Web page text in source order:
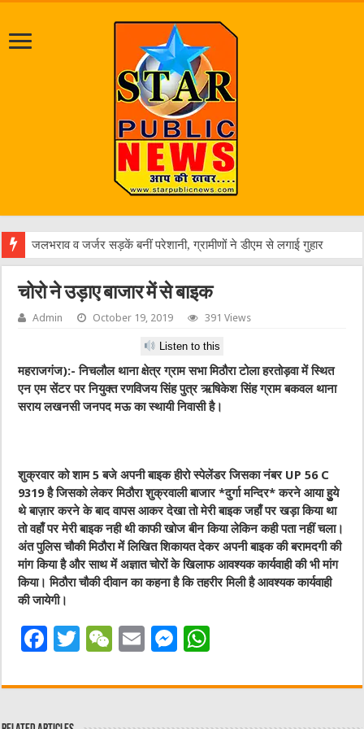
एक वार
चोरो ने उड़ाए बाजार में से बाइक
Admin October 19, 2019 391 Views
Listen to this
महराजगंज):- निचलौल थाना क्षेत्र ग्राम सभा मिठौरा टोला हरतोड़वा में स्थित
एन एम सेंटर पर नियुक्त रणविजय सिंह पुत्र ऋषिकेश सिंह ग्राम बकवल थाना
सराय लखनसी जनपद मऊ का स्थायी निवासी है।
शुक्रवार को शाम 5 बजे अपनी बाइक हीरो स्पेलेंडर जिसका नंबर UP 56 C
9319 है जिसको लेकर मिठौरा शुक्रवाली बाजार *दुर्गा मन्दिर* करने आया हुुुये
थे बाज़ार करने के बाद वापस आकर देखा तो मेरी बाइक जहाँ पर खड़ा किया था
तो वहाँ पर मेरी बाइक नही थी काफी खोज बीन किया लेकिन कही पता नहीं चला।
अंत पुलिस चौकी मिठौरा में लिखित शिकायत देकर अपनी बाइक की बरामदगी की
मांग किया है और साथ में अज्ञात चोरों के खिलाफ आवश्यक कार्यवाही की भी मांग
किया। मिठौरा चौकी दीवान का कहना है कि तहरीर मिली है आवश्यक कार्यवाही
की जायेगी।
F
c
e
T
it
W
C
E
ai
M
ss at